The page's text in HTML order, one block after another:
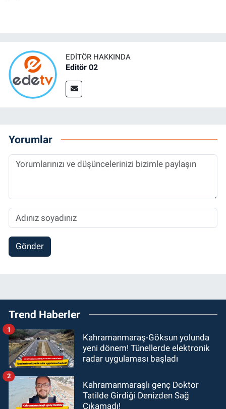
EDITÖR HAKKINDA
Editör 02
Yorumlar
Gönder
Trend Haberler
Kahramanmaraş-Göksun yolunda
yeni dönem! Tünellerde elektronik
radar uygulaması başladı
1
Kahramanmaraşlı genç Doktor
Tatilde Girdiği Denizden Sağ
Çıkamadı!
2